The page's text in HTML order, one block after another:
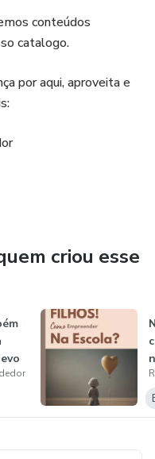
conteúdos
catalogo.
por aqui, aproveita e
criou esse